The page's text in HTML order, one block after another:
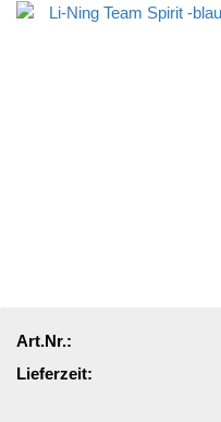
Art.Nr.:
Lieferzeit: